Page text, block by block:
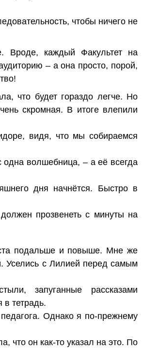
чтобы ничего не
Вроде, каждый Факультет на
– а она просто, порой,
что будет гораздо легче. Но
скромная. В итоге влепили
видя, что мы собираемся
одна волшебница, – а её всегда
дня начнётся. Быстро в
прозвенеть с минуты на
подальше и повыше. Мне же
Уселись с Лилией перед самым
запуганные рассказами
тетрадь.
Однако я по-прежнему
что он как-то указал на это. По